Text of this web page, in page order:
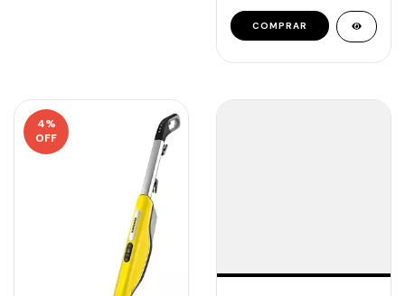
4%
OFF